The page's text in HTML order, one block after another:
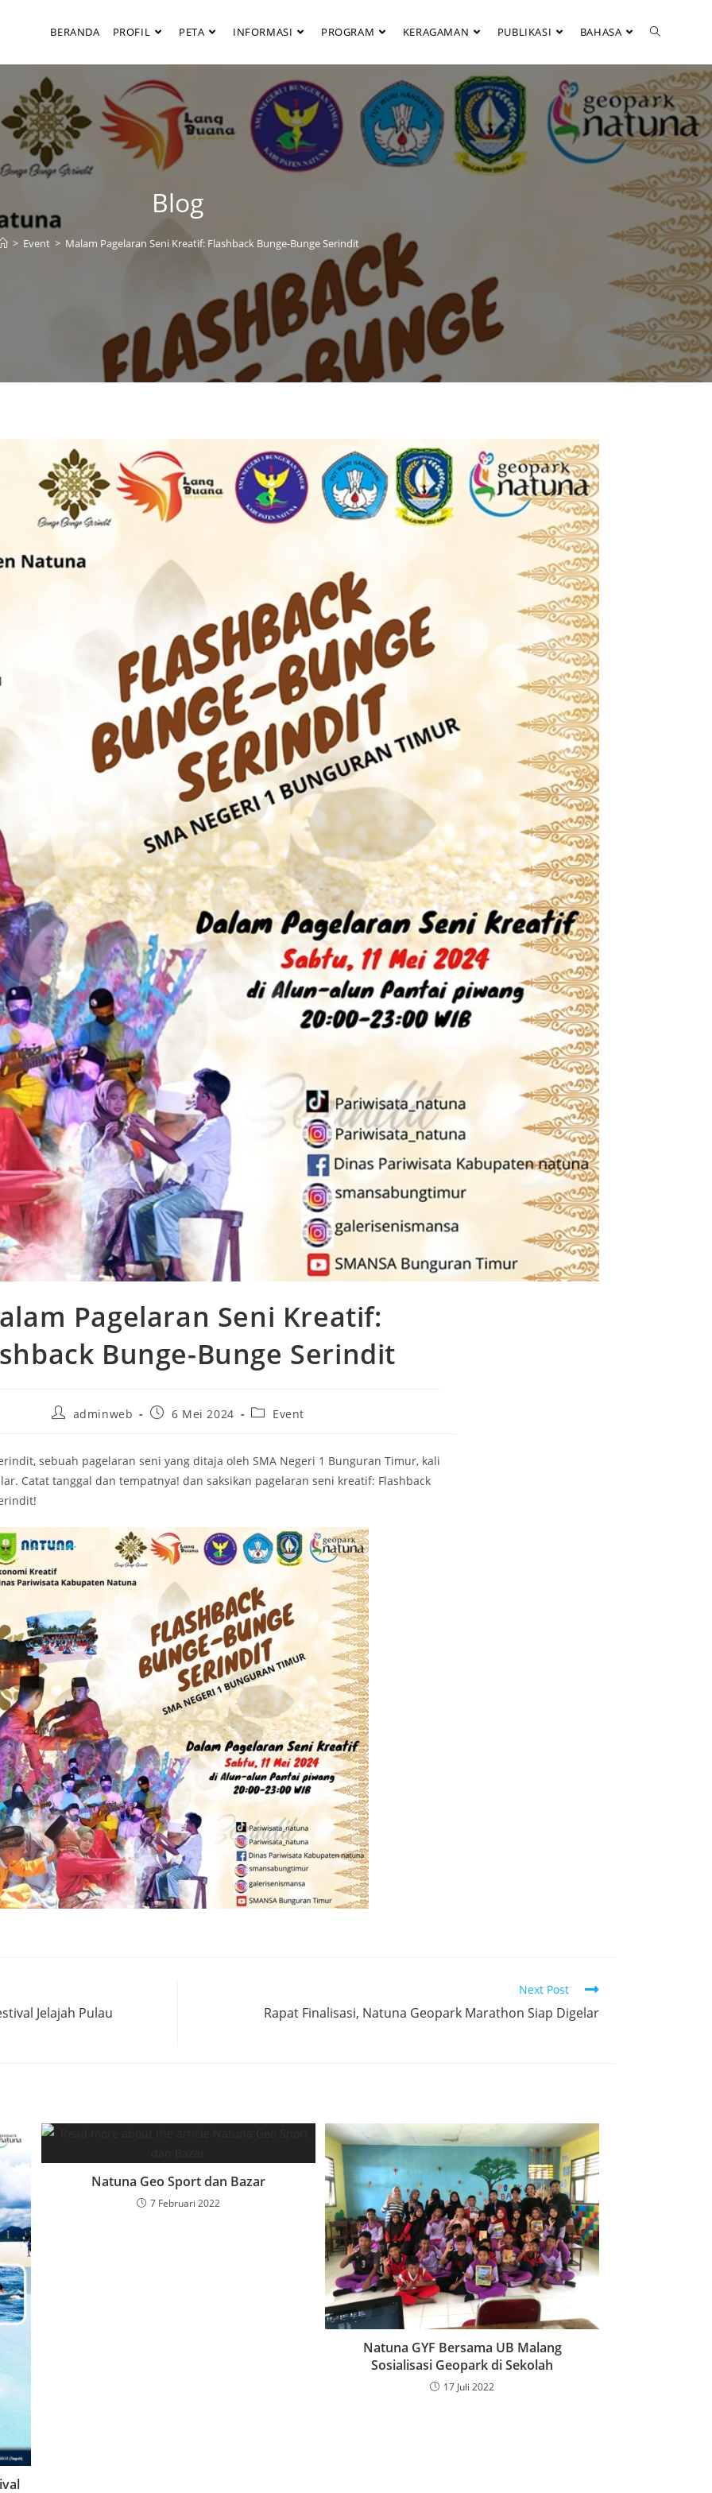
BERANDA PROFIL PETA INFORMASI PROGRAM KERAGAMAN PUBLIKASI BAHASA
Blog
> Event > Malam Pagelaran Seni Kreatif: Flashback Bunge-Bunge Serindit
Pagelaran Seni Kreatif:
Bunge-Bunge Serindit
adminweb 6 Mei 2024 Event
sebuah pagelaran seni yang ditaja oleh SMA Negeri 1 Bunguran Timur, kali
Catat tanggal dan tempatnya! dan saksikan pagelaran seni kreatif: Flashback
Jelajah Pulau
Next Post
Rapat Finalisasi, Natuna Geopark Marathon Siap Digelar
Natuna Geo Sport dan Bazar
7 Februari 2022
Natuna GYF Bersama UB Malang
Sosialisasi Geopark di Sekolah
17 Juli 2022